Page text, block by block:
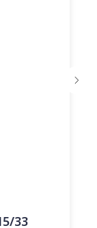
33